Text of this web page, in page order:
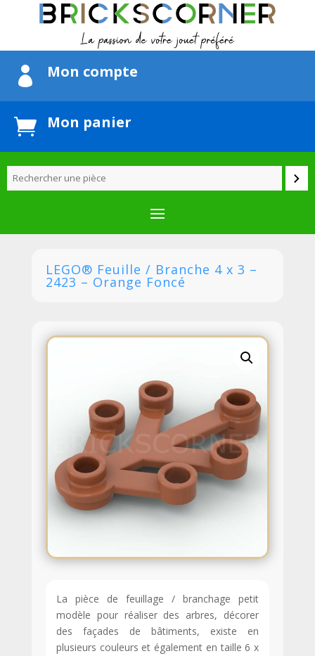
 Mon compte
 Mon panier
LEGO® Feuille / Branche 4 x 3 –
2423 – Orange Foncé
La pièce de feuillage / branchage petit
modèle pour réaliser des arbres, décorer
des façades de bâtiments, existe en
plusieurs couleurs et également en taille 6 x